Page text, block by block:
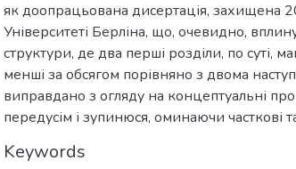
як доопрацьована дисертація, захищена
Університеті Берліна, що, очевидно,
структури, де два перші розділи, по суті,
менші за обсягом порівняно з двома
виправдано з огляду на концептуальні
передусім і зупинюся, оминаючи часткові
Keywords